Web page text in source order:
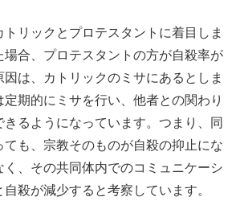
リックとプロテスタントに着目しま
場合、プロテスタントの方が自殺率が
は、カトリックのミサにあるとしま
定期的にミサを行い、他者との関わり
きるようになっています。つまり、同
ても、宗教そのものが自殺の抑止にな
く、その共同体内でのコミュニケーシ
殺が減少すると考察しています。